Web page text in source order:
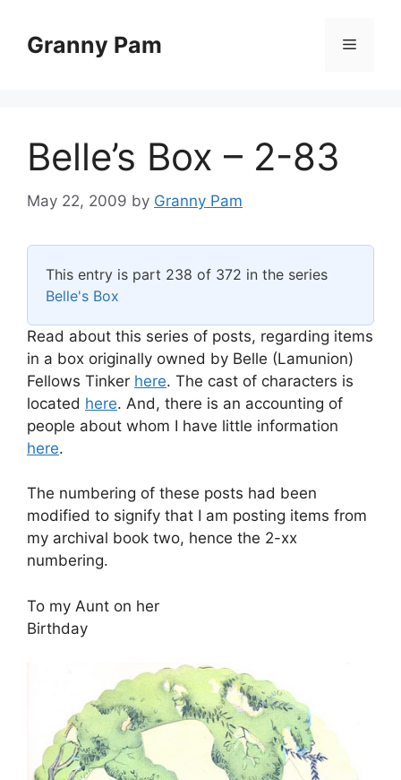
contentGranny Pam Menu
Belle’s Box – 2-83
May 22, 2009 by Granny Pam
This entry is part 238 of 372 in the series
Belle's Box
Read about this series of posts, regarding items
in a box originally owned by Belle (Lamunion)
Fellows Tinker here. The cast of characters is
located here. And, there is an accounting of
people about whom I have little information
here.
The numbering of these posts had been
modified to signify that I am posting items from
my archival book two, hence the 2-xx
numbering.
To my Aunt on her
Birthday